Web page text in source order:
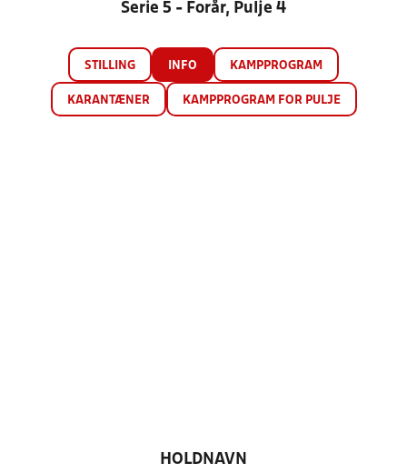
Serie 5 - Forår, Pulje 4
STILLING INFO KAMPPROGRAM
KARANTÆNER KAMPPROGRAM FOR PULJE
HOLDNAVN